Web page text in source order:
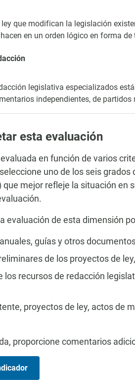
que modifican la legislación
en un orden lógico en forma
legislativa especializados
independientes, de
esta evaluación
en función de varios
uno de los seis
que mejor refleje la situación en
evaluación de esta dimensión
guías y otros
de los proyectos de
los recursos de redacción
proyectos de ley, actos de
proporcione comentarios